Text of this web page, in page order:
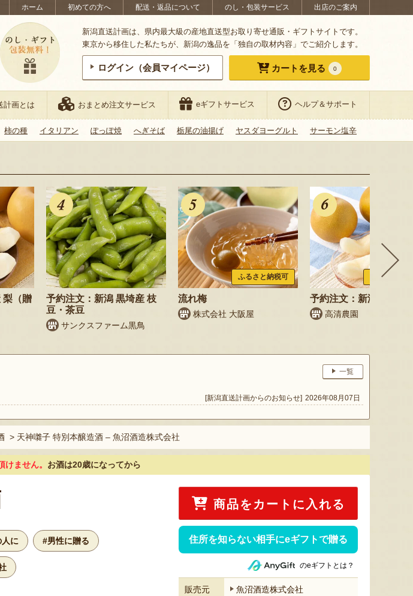
ホーム 初めての方へ 配送・返品について のし・包装サービス 出店のご案内
新潟直送計画は、県内最大級の産地直送型お取り寄せ通販・ギフトサイトです。
東京から移住した私たちが、新潟の逸品を「独自の取材内容」でご紹介します。
ログイン（会員マイページ） カートを見る 0
計画とは おまとめ注文サービス eギフトサービス ヘルプ＆サポート
柿の種 イタリアン ぽっぽ焼 へぎそば 栃尾の油揚げ ヤスダヨーグルト サーモン塩辛
梨（贈
予約注文：新潟 黒埼産 枝
豆・茶豆
サンクスファーム黒鳥
ふるさと納税可
流れ梅
株式会社 大阪屋
ふるさと納
予約注文：新潟県産 梨
高清農園
一覧
[新潟直送計画からのお知らせ] 2026年08月07日
> 天神囃子 特別本醸造酒 – 魚沼酒造株式会社
ません。 お酒は20歳になってから
に #男性に贈る
商品をカートに入れる
住所を知らない相手にeギフトで贈る
のeギフトとは？
販売元 魚沼酒造株式会社